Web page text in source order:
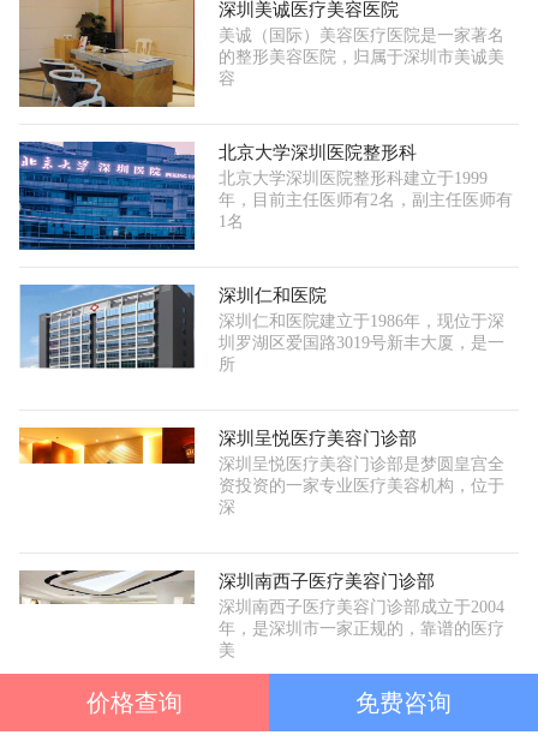
深圳美诚医疗美容医院
美诚（国际）美容医疗医院是一家著名
的整形美容医院，归属于深圳市美诚美
容
北京大学深圳医院整形科
北京大学深圳医院整形科建立于1999
年，目前主任医师有2名，副主任医师有
1名
深圳仁和医院
深圳仁和医院建立于1986年，现位于深
圳罗湖区爱国路3019号新丰大厦，是一
所
深圳呈悦医疗美容门诊部
深圳呈悦医疗美容门诊部是梦圆皇宫全
资投资的一家专业医疗美容机构，位于
深
深圳南西子医疗美容门诊部
深圳南西子医疗美容门诊部成立于2004
年，是深圳市一家正规的，靠谱的医疗
美
价格查询 免费咨询